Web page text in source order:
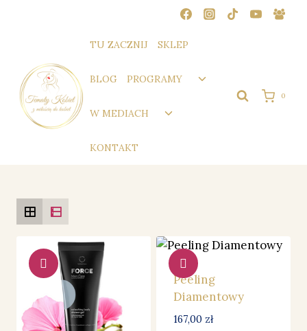
TU ZACZNIJ SKLEP
BLOG PROGRAMY
Przełącz
podrzędne
W MEDIACH
Przełącz
KONTAKT
0
Peeling
Diamentowy
167,00 zł